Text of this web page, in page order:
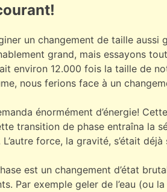
un changement de taille
grand, mais essayons
environ 12.000 fois la taille de
nous ferions face à un
énormément d’énergie!
transition de phase entraîna la
force, la gravité, s’était
est un changement d’état
Par exemple geler de l’eau (ou